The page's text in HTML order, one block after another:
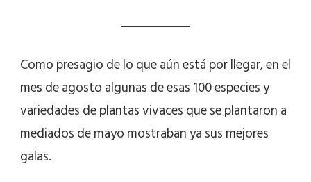
Como presagio de lo que aún está por llegar, en el
mes de agosto algunas de esas 100 especies y
variedades de plantas vivaces que se plantaron a
mediados de mayo mostraban ya sus mejores
galas.